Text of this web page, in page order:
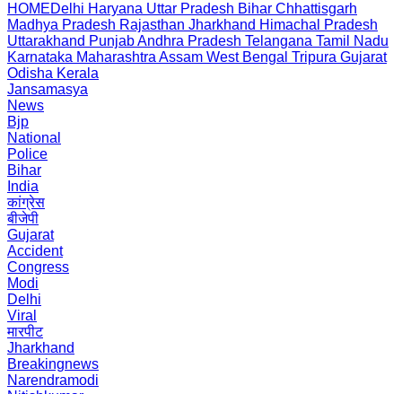
HOMEDelhi Haryana Uttar Pradesh Bihar Chhattisgarh
Madhya Pradesh Rajasthan Jharkhand Himachal Pradesh
Uttarakhand PunjabAndhra Pradesh Telangana Tamil Nadu
Karnataka Maharashtra Assam West Bengal Tripura Gujarat
Odisha Kerala
Jansamasya
News
Bjp
National
Police
Bihar
India
कांग्रेस
बीजेपी
Gujarat
Accident
Congress
Modi
Delhi
Viral
मारपीट
Jharkhand
Breakingnews
Narendramodi